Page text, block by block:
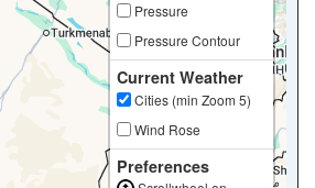
Pressure
Pressure Contour
Current Weather
Cities (min Zoom 5)
Wind Rose
Preferences